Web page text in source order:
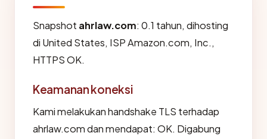
Snapshot ahrlaw.com: 0.1 tahun, dihosting
di United States, ISP Amazon.com, Inc.,
HTTPS OK.
Keamanan koneksi
Kami melakukan handshake TLS terhadap
ahrlaw.com dan mendapat: OK. Digabung